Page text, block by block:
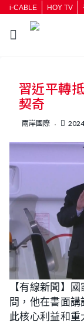
i-CABLE HOY TV
習近平轉
契奇
兩岸國際
【有線新聞】
問，他在書面
此核心利益和